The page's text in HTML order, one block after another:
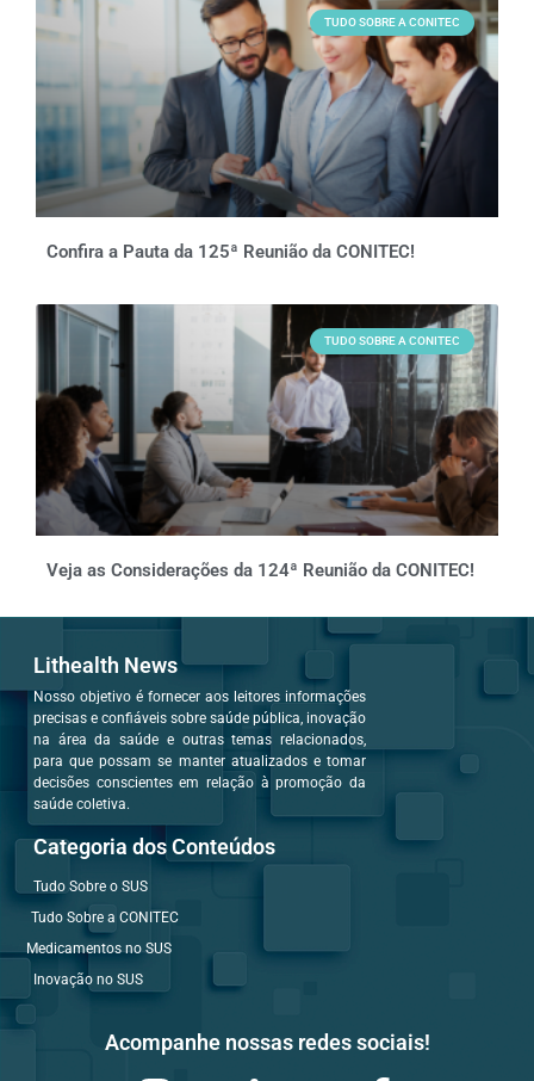
TUDO SOBRE A CONITEC
Confira a Pauta da 125ª Reunião da CONITEC!
TUDO SOBRE A CONITEC
Veja as Considerações da 124ª Reunião da CONITEC!
Lithealth News
Nosso objetivo é fornecer aos leitores informações
precisas e confiáveis sobre saúde pública, inovação
na área da saúde e outras temas relacionados,
para que possam se manter atualizados e tomar
decisões conscientes em relação à promoção da
saúde coletiva.
Categoria dos Conteúdos
Tudo Sobre o SUS
Tudo Sobre a CONITEC
Medicamentos no SUS
Inovação no SUS
Acompanhe nossas redes sociais!